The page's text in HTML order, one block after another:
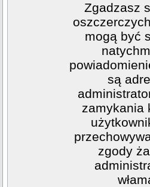
Zgadzasz
mogą być
są
zamykania
zgody